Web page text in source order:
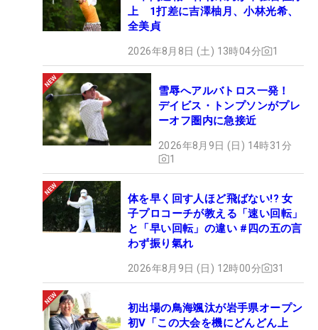
上 1打差に吉澤柚月、小林光希、
全美貞
2026年8月8日 (土) 13時04分 1
雪辱へアルバトロス一発！
デイビス・トンプソンがプレ
ーオフ圏内に急接近
2026年8月9日 (日) 14時31分
1
体を早く回す人ほど飛ばない!? 女
子プロコーチが教える「速い回転」
と「早い回転」の違い #四の五の言
わず振り氣れ
2026年8月9日 (日) 12時00分 31
初出場の鳥海颯汰が岩手県オープン
初V「この大会を機にどんどん上